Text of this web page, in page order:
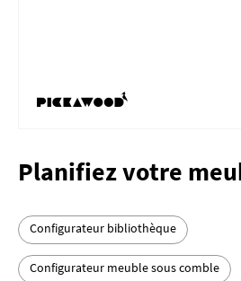
Planifiez votre
Configurateur bibliothèque
Configurateur meuble sous comble